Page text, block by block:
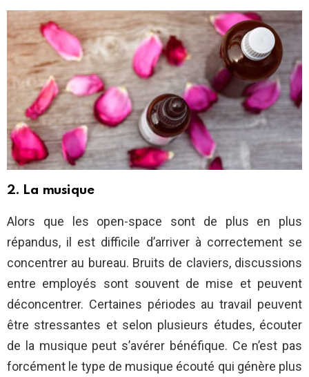
2. La musique
Alors que les open-space sont de plus en plus
répandus, il est difficile d’arriver à correctement se
concentrer au bureau. Bruits de claviers, discussions
entre employés sont souvent de mise et peuvent
déconcentrer. Certaines périodes au travail peuvent
être stressantes et selon plusieurs études, écouter
de la musique peut s’avérer bénéfique. Ce n’est pas
forcément le type de musique écouté qui génère plus